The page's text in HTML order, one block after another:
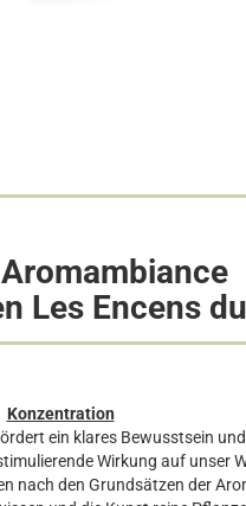
Les Encens
Konzentration
ein klares Bewusstsein
Wirkung auf unser
nach den Grundsätzen der